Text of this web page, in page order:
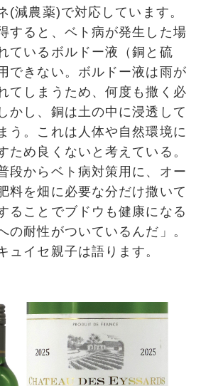
(減農薬)で対応しています。
すると、ベト病が発生した場
ているボルドー液（銅と硫
できない。ボルドー液は雨が
てしまうため、何度も撒く必
かし、銅は土の中に浸透して
う。これは人体や自然環境に
ため良くないと考えている。
段からベト病対策用に、オー
料を畑に必要な分だけ撒いて
ることでブドウも健康になる
の耐性がついているんだ」。
ュイセ親子は語ります。